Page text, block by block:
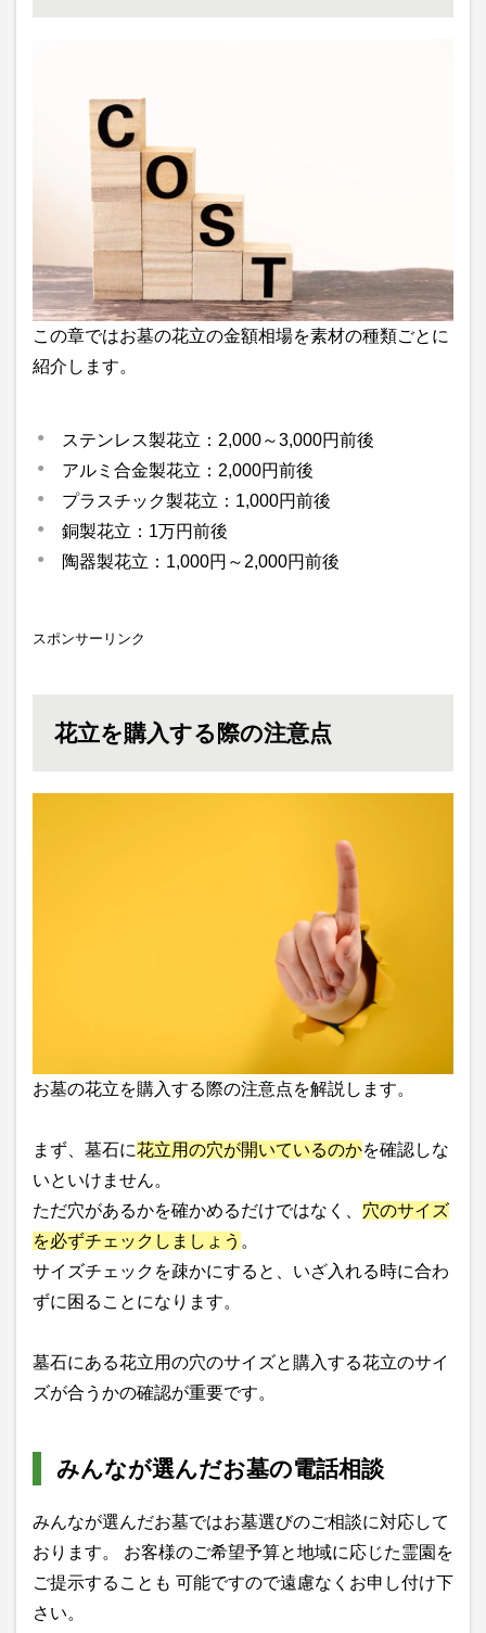
この章ではお墓の花立の金額相場を素材の種類ごとに
紹介します。
ステンレス製花立：2,000～3,000円前後
アルミ合金製花立：2,000円前後
プラスチック製花立：1,000円前後
銅製花立：1万円前後
陶器製花立：1,000円～2,000円前後
スポンサーリンク
花立を購入する際の注意点
お墓の花立を購入する際の注意点を解説します。
まず、墓石に花立用の穴が開いているのかを確認しな
いといけません。
ただ穴があるかを確かめるだけではなく、 穴のサイズ
を必ずチェックしましょう 。
サイズチェックを疎かにすると、いざ入れる時に合わ
ずに困ることになります。
墓石にある花立用の穴のサイズと購入する花立のサイ
ズが合うかの確認が重要です。
みんなが選んだお墓の電話相談
みんなが選んだお墓ではお墓選びのご相談に対応して
おります。 お客様のご希望予算と地域に応じた霊園を
ご提示することも 可能ですので遠慮なくお申し付け下
さい。